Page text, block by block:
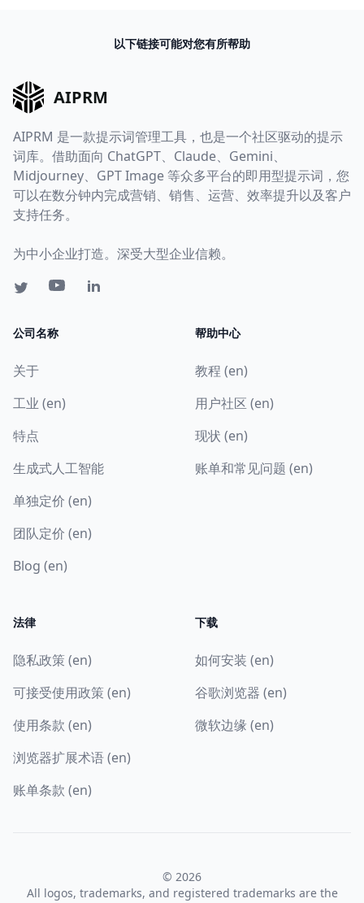
以下链接可能对您有所帮助
AIPRM
AIPRM 是一款提示词管理工具，也是一个社区驱动的提示
词库。借助面向 ChatGPT、Claude、Gemini、
Midjourney、GPT Image 等众多平台的即用型提示词，您
可以在数分钟内完成营销、销售、运营、效率提升以及客户
支持任务。
为中小企业打造。深受大型企业信赖。
公司名称
关于
工业 (en)
特点
生成式人工智能
单独定价 (en)
团队定价 (en)
Blog (en)
帮助中心
教程 (en)
用户社区 (en)
现状 (en)
账单和常见问题 (en)
法律
隐私政策 (en)
可接受使用政策 (en)
使用条款 (en)
浏览器扩展术语 (en)
账单条款 (en)
下载
如何安装 (en)
谷歌浏览器 (en)
微软边缘 (en)
© 2026
All logos, trademarks, and registered trademarks are the